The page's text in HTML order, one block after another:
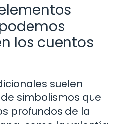
los cuentos
suelen
simbolismos que
profundos de la